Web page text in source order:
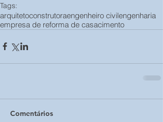
Tags:
arquitetoconstrutoraengenheiro civilengenharia
empresa de reforma de casacimento
Comentários